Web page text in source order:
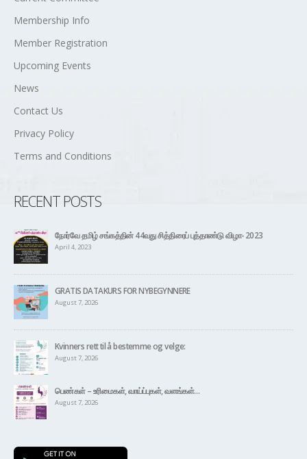
GRATIS DATAKURS FOR NYBEGYNNERE
August 7, 2026
August 7, 2026
© Copyright 2021 Norway Tamil Sangam. All Rights Reserved. | Designed By:
Maestro Innovative Solution (Pvt) Ltd.